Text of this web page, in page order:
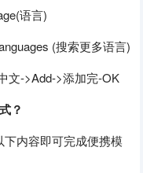
语言)
(搜索更多语言)
文->Add->添加完-OK
？
内容即可完成便携模